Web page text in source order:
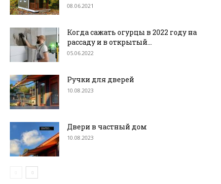
08.06.2021
Когда сажать огурцы в 2022 году на
рассаду и в открытый...
05.06.2022
Ручки для дверей
10.08.2023
Двери в частный дом
10.08.2023